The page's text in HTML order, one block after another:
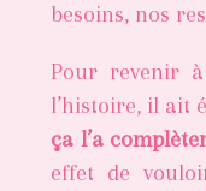
besoins, nos
Pour revenir
l’histoire, il ait
ça l’a
effet de